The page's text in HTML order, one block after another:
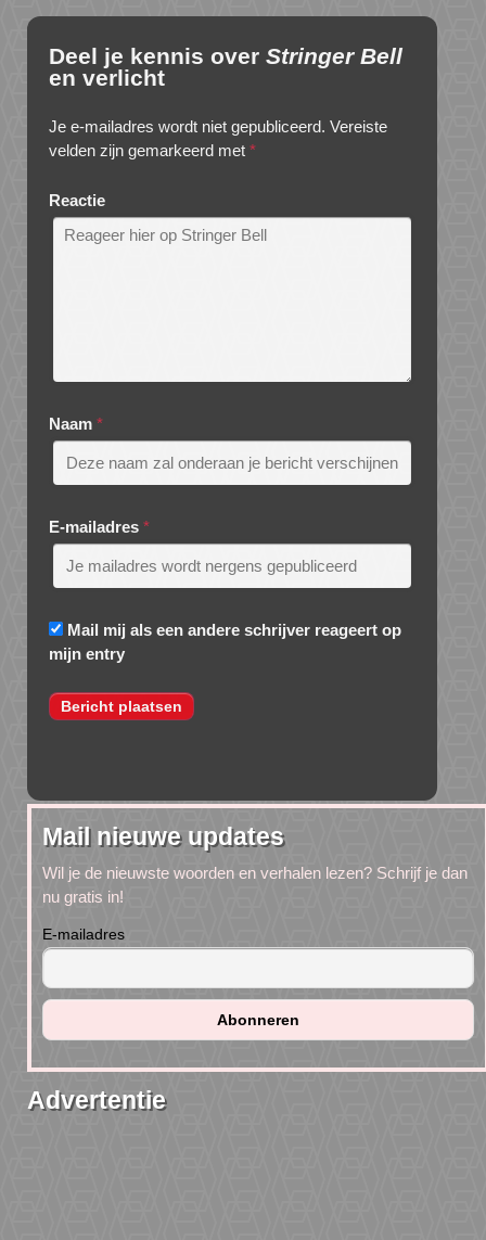
Deel je kennis over Stringer Bell
en verlicht
Je e-mailadres wordt niet gepubliceerd. Vereiste
velden zijn gemarkeerd met *
Reactie
Naam *
E-mailadres *
Mail mij als een andere schrijver reageert op
mijn entry
Mail nieuwe updates
Wil je de nieuwste woorden en verhalen lezen? Schrijf je dan
nu gratis in!
E-mailadres
Advertentie